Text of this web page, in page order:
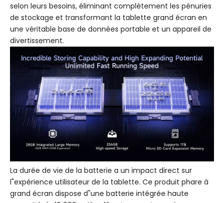
selon leurs besoins, éliminant complètement les pénuries
de stockage et transformant la tablette grand écran en
une véritable base de données portable et un appareil de
divertissement.
La durée de vie de la batterie a un impact direct sur
l"expérience utilisateur de la tablette. Ce produit phare à
grand écran dispose d"une batterie intégrée haute